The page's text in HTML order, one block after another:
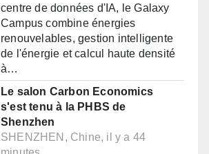
centre de données d'IA, le Galaxy
Campus combine énergies
renouvelables, gestion intelligente
de l'énergie et calcul haute densité
à…
Le salon Carbon Economics
s'est tenu à la PHBS de
Shenzhen
SHENZHEN, Chine, il y a 44